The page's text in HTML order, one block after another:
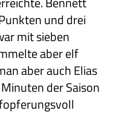
und drei
mit sieben
aber elf
aber auch Elias
der Saison